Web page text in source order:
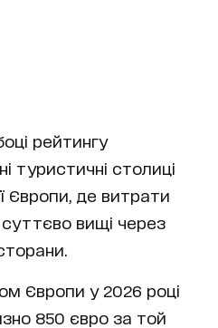
рейтингу
туристичні столиці
Європи, де витрати
вищі через
Європи у 2026 році
850 євро за той